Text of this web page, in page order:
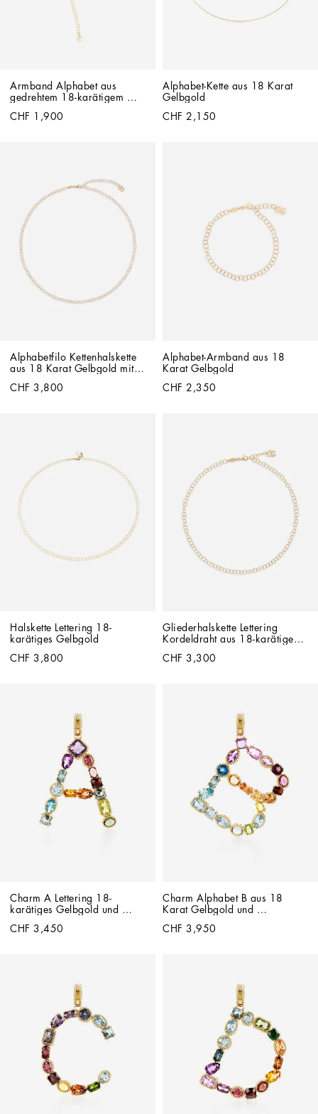
Armband Alphabet aus
gedrehtem 18-karätigem
CHF 1,900
Alphabet-Kette aus 18 Karat
Gelbgold
CHF 2,150
Alphabetfilo Kettenhalskette
aus 18 Karat Gelbgold mit
CHF 3,800
Alphabet-Armband aus 18
Karat Gelbgold
CHF 2,350
Halskette Lettering 18-
karätiges Gelbgold
CHF 3,800
Gliederhalskette Lettering
Kordeldraht aus 18-karätigem
CHF 3,300
Charm A Lettering 18-
karätiges Gelbgold und
CHF 3,450
Charm Alphabet B aus 18
Karat Gelbgold und
CHF 3,950